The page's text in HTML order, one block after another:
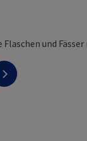
nächstes Element